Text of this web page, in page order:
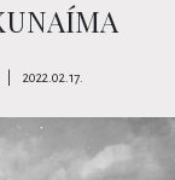
2022.02.17.